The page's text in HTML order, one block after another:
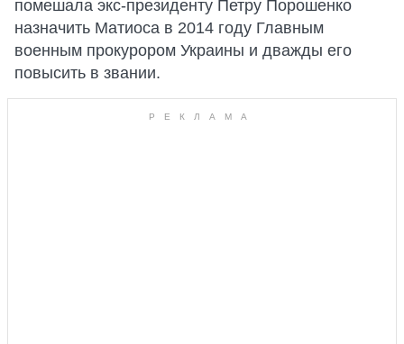
помешала экс-президенту Петру Порошенко
назначить Матиоса в 2014 году Главным
военным прокурором Украины и дважды его
повысить в звании.